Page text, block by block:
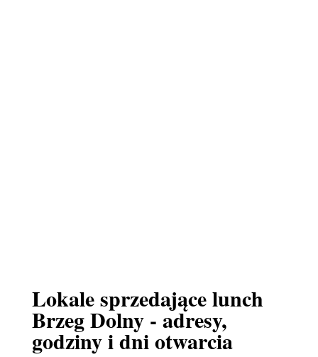
Lokale sprzedające lunch
Brzeg Dolny - adresy,
godziny i dni otwarcia